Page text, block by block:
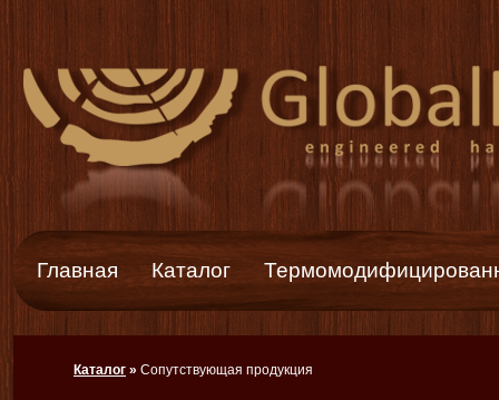
Главная Каталог
Каталог » Сопутствующая продукция